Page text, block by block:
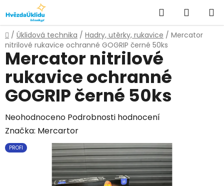
na
obsah
Hledat
KOŠÍK
Domů
/ Úklidová technika / Hadry, utěrky, rukavice / Mercator
nitrilové rukavice ochranné GOGRIP černé 50ks
Mercator nitrilové
rukavice ochranné
GOGRIP černé 50ks
Průměrné
hodnocení
produktu
Neohodnoceno Podrobnosti hodnocení
Značka: Mercartor
PROFI